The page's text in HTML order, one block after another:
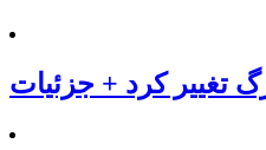
تغییر کرد + جزئیات